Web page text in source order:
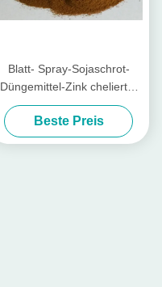
Blatt- Spray-Sojaschrot-
Düngemittel-Zink chelierter
agrochemischer hoher
Reinheitsgrad
Beste Preis